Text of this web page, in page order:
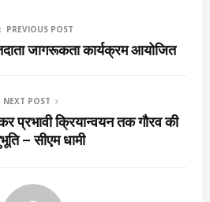
PREVIOUS POST
जागरूकता कार्यक्रम आयोजित
NEXT POST
प्रभावी क्रियान्वयन तक गौरव की
– सीएम धामी